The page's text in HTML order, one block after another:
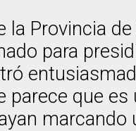
Provincia
para
que
marcando